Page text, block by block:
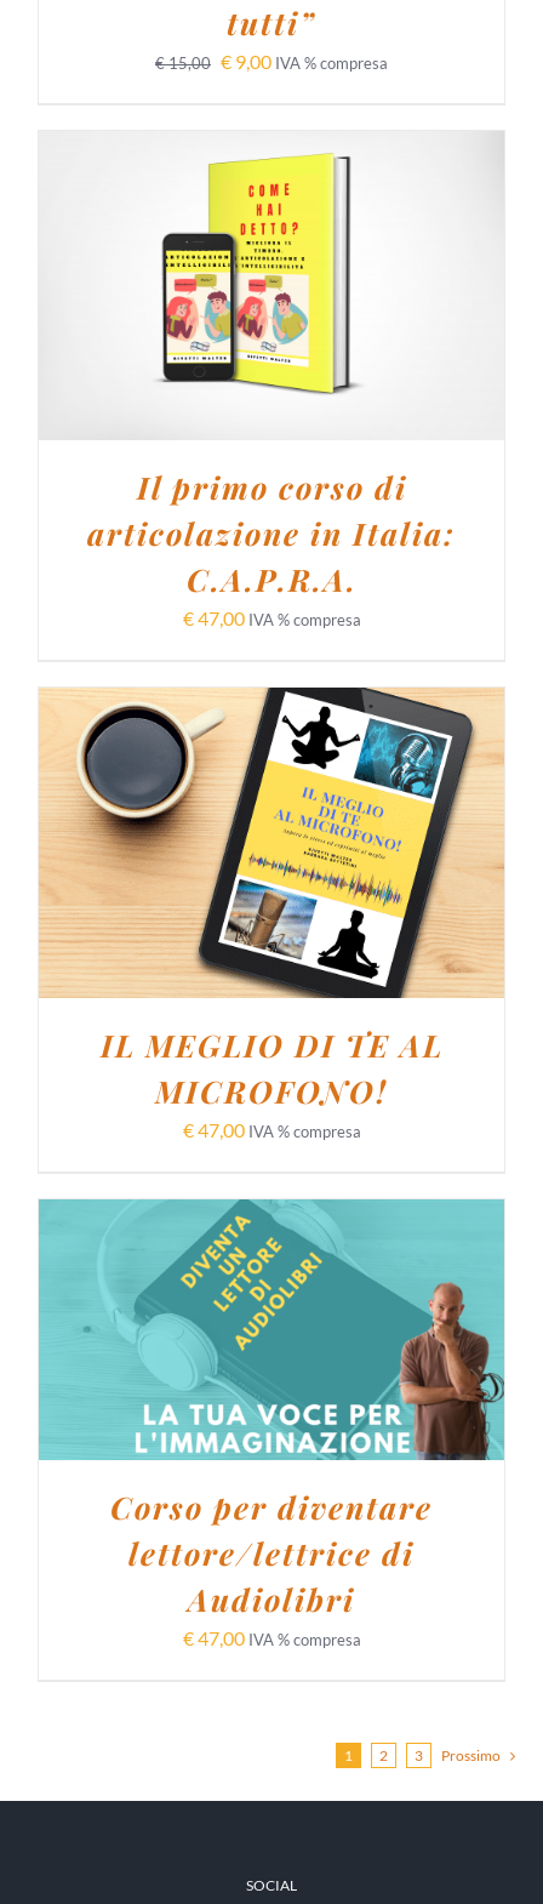
tutti”
€15,00 € 9,00 IVA % compresa
AGGIUNGI AL CARRELLO
Il primo corso di
articolazione in Italia:
C.A.P.R.A.
€47,00 IVA % compresa
AGGIUNGI AL CARRELLO / DETTAGLI
IL MEGLIO DI TE AL
MICROFONO!
€47,00 IVA % compresa
AGGIUNGI AL CARRELLO DETTAGLI
Corso per diventare
lettore/lettrice di
Audiolibri
€47,00 IVA % compresa
1 2 3 Prossimo
SOCIAL